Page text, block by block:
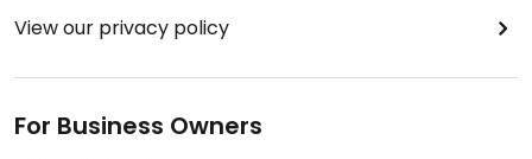
View our privacy policy
For Business Owners